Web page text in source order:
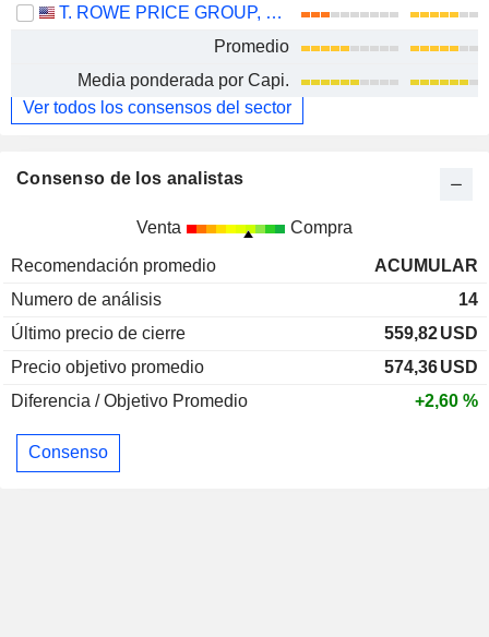
T. ROWE PRICE GROUP, INC.
Promedio
Media ponderada por Capi.
Ver todos los consensos del sector
Consenso de los analistas
Venta Compra
Recomendación promedio
ACUMULAR
Numero de análisis
14
Último precio de cierre
559,82USD
Precio objetivo promedio
574,36USD
Diferencia / Objetivo Promedio
+2,60 %
Consenso